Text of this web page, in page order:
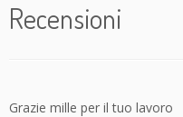
Recensioni
Grazie mille per il tuo lavoro